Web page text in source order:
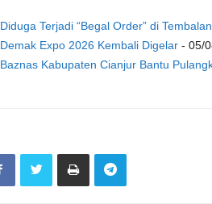
Diduga Terjadi “Begal Order” di
Demak Expo 2026 Kembali Digelar - 05/
Baznas Kabupaten Cianjur Bantu